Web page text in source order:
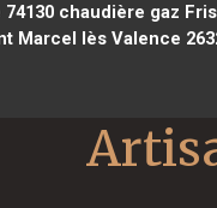
chaudière gaz
Marcel lès Valence